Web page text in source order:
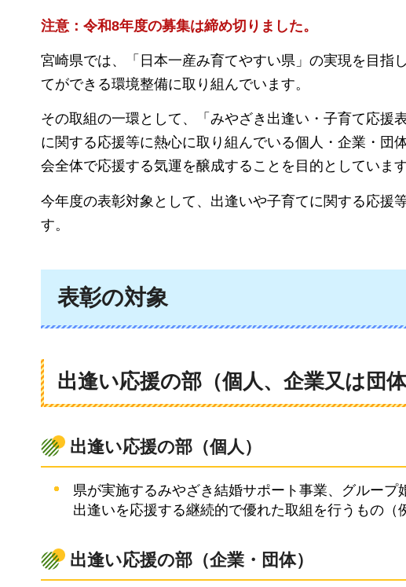
注意：令和8年度の募集は締め切りました。
宮崎県では、「日本一産み育てやすい県」の実現を目指
てができる環境整備に取り組んでいます。
その取組の一環として、「みやざき出逢い・子育て応援
に関する応援等に熱心に取り組んでいる個人・企業・団
会全体で応援する気運を醸成することを目的としています
今年度の表彰対象として、出逢いや子育てに関する応援
す。
表彰の対象
出逢い応援の部（個人、企業又は団体
出逢い応援の部（個人）
県が実施するみやざき結婚サポート事業、グルー
出逢いを応援する継続的で優れた取組を行うもの（
出逢い応援の部（企業・団体）